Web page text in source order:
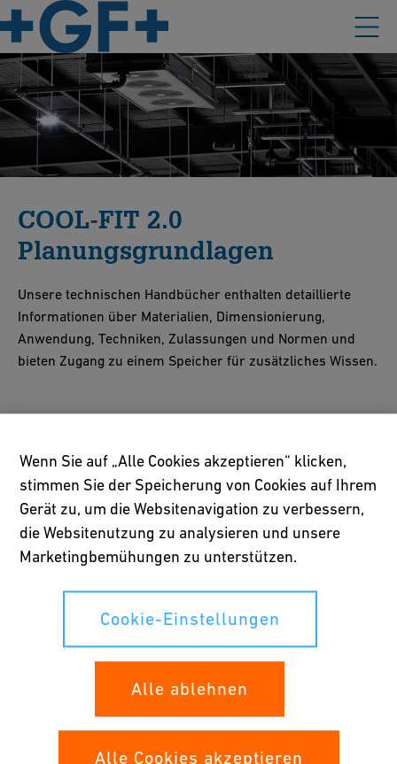
COOL-FIT 2.0
Planungsgrundlagen
Unsere technischen Handbücher enthalten detaillierte
Informationen über Materialien, Dimensionierung,
Anwendung, Techniken, Zulassungen und Normen und
bieten Zugang zu einem Speicher für zusätzliches Wissen.
FIT 2.0
Wenn Sie auf „Alle Cookies akzeptieren“ klicken,
stimmen Sie der Speicherung von Cookies auf Ihrem
Gerät zu, um die Websitenavigation zu verbessern,
die Websitenutzung zu analysieren und unsere
Marketingbemühungen zu unterstützen.
Cookie-Einstellungen
Alle ablehnen
Alle Cookies akzeptieren